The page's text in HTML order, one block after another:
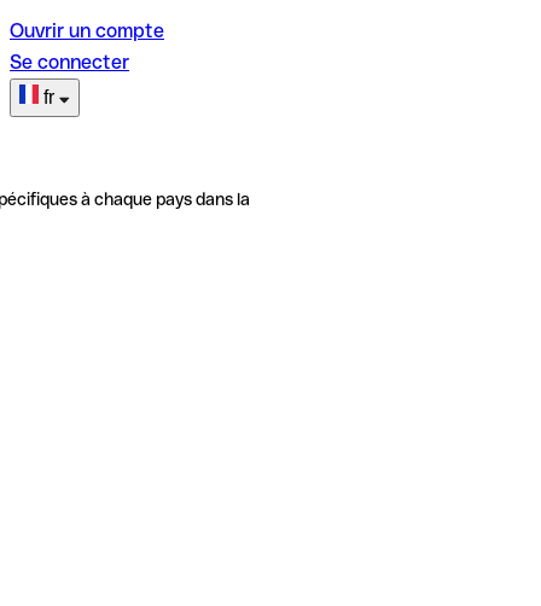
Ouvrir un compte
Se connecter
fr
à chaque pays dans la